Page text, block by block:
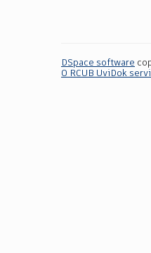
DSpace software
O RCUB UviDok